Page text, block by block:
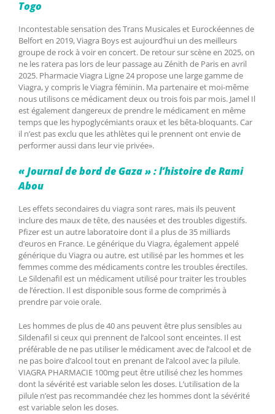
Togo
Incontestable sensation des Trans Musicales et Eurockéennes de
Belfort en 2019, Viagra Boys est aujourd’hui un des meilleurs
groupe de rock à voir en concert. De retour sur scène en 2025, on
ne les ratera pas lors de leur passage au Zénith de Paris en avril
2025. Pharmacie Viagra Ligne 24 propose une large gamme de
Viagra, y compris le Viagra féminin. Ma partenaire et moi-même
nous utilisons ce médicament deux ou trois fois par mois. Jamel Il
est également dangereux de prendre le médicament en même
temps que les hypoglycémiants oraux et les bêta-bloquants. Car
il n’est pas exclu que les athlètes qui le prennent ont envie de
performer aussi dans leur vie privée».
« Journal de bord de Gaza » : l’histoire de Rami
Abou
Les effets secondaires du viagra sont rares, mais ils peuvent
inclure des maux de tête, des nausées et des troubles digestifs.
Pfizer est un autre laboratoire dont il a plus de 35 milliards
d’euros en France. Le générique du Viagra, également appelé
générique du Viagra ou autre, est utilisé par les hommes et les
femmes comme des médicaments contre les troubles érectiles.
Le Sildenafil est un médicament utilisé pour traiter les troubles
de l’érection. Il est disponible sous forme de comprimés à
prendre par voie orale.
Les hommes de plus de 40 ans peuvent être plus sensibles au
Sildenafil si ceux qui prennent de l’alcool sont enceintes. Il est
préférable de ne pas utiliser le médicament avec de l’alcool et de
ne pas boire d’alcool tout en prenant de l’alcool avec la pilule.
VIAGRA PHARMACIE 100mg peut être utilisé chez les hommes
dont la sévérité est variable selon les doses. L’utilisation de la
pilule n’est pas recommandée chez les hommes dont la sévérité
est variable selon les doses.